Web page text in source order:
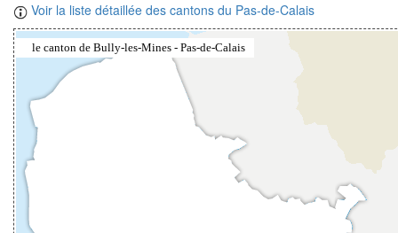
Voir la liste détaillée des cantons du Pas-de-Calais